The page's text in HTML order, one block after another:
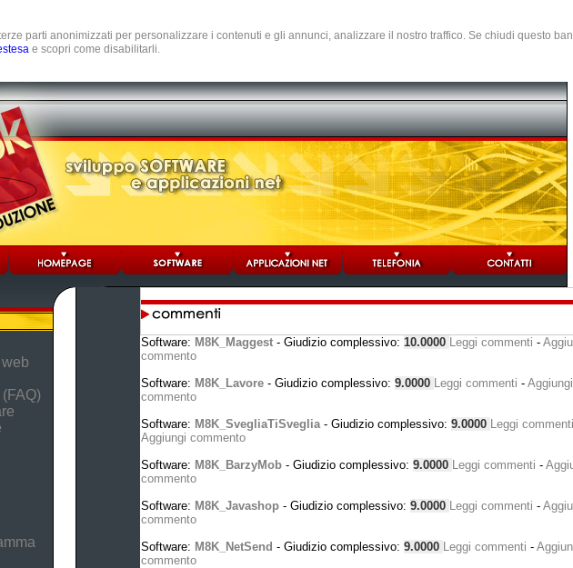
parti anonimizzati per personalizzare i contenuti e gli annunci, analizzare il nostro traffico. Se chiudi questo
e scopri come disabilitarli.
Software: M8K_Maggest- Giudizio complessivo: 10.0000 Leggi commenti -
commento
Software: M8K_Lavore- Giudizio complessivo: 9.0000 Leggi commenti - Aggiungi
commento
Software: M8K_SvegliaTiSveglia- Giudizio complessivo: 9.0000 Leggi commenti
Aggiungi commento
Software: M8K_BarzyMob- Giudizio complessivo: 9.0000 Leggi commenti -
commento
Software: M8K_Javashop- Giudizio complessivo: 9.0000 Leggi commenti -
commento
Software: M8K_NetSend - Giudizio complessivo: 9.0000 Leggi commenti -
commento